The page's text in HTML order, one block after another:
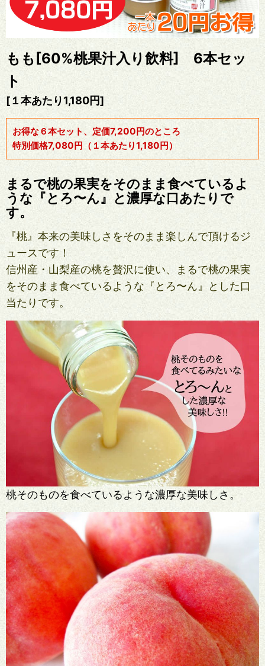
もも[60%桃果汁入り飲料] 6本セッ
ト
[１本あたり1,180円]
お得な６本セット、定価7,200円のところ
特別価格7,080円（１本あたり1,180円）
まるで桃の果実をそのまま食べているよ
うな『とろ〜ん』と濃厚な口あたりで
す。
『桃』本来の美味しさをそのまま楽しんで頂けるジ
ュースです！
信州産・山梨産の桃を贅沢に使い、まるで桃の果実
をそのまま食べているような『とろ〜ん』とした口
当たりです。
桃そのものを食べているような濃厚な美味しさ。